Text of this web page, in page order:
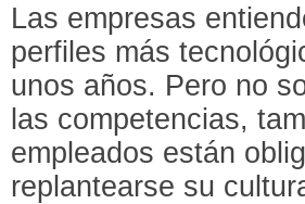
Las empresas
perfiles más
unos años. Pero no
las competencias,
empleados están
replantearse su